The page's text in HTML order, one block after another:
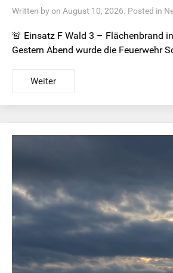
Written by on August 10, 2026. Posted in
🚨 Einsatz F Wald 3 – Flächenbrand
Gestern Abend wurde die Feuerwehr
Weiter